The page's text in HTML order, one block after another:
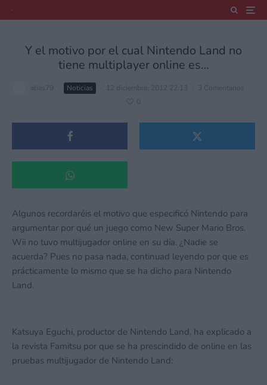
Y el motivo por el cual Nintendo Land no
tiene multiplayer online es…
alias79 Noticias 12 diciembre, 2012 22:13 3 Comentarios
0
Algunos recordaréis el motivo que especificó Nintendo para
argumentar por qué un juego como New Super Mario Bros.
Wii no tuvo multijugador online en su día. ¿Nadie se
acuerda? Pues no pasa nada, continuad leyendo por que es
prácticamente lo mismo que se ha dicho para Nintendo
Land.
Katsuya Eguchi, productor de Nintendo Land, ha explicado a
la revista Famitsu por que se ha prescindido de online en las
pruebas multijugador de Nintendo Land: